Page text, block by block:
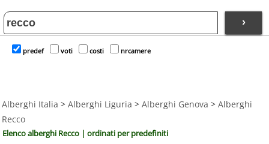
›
predef voti costi nrcamere
Alberghi Italia > Alberghi Liguria > Alberghi Genova > Alberghi
Recco
Elenco alberghi Recco | ordinati per predefiniti